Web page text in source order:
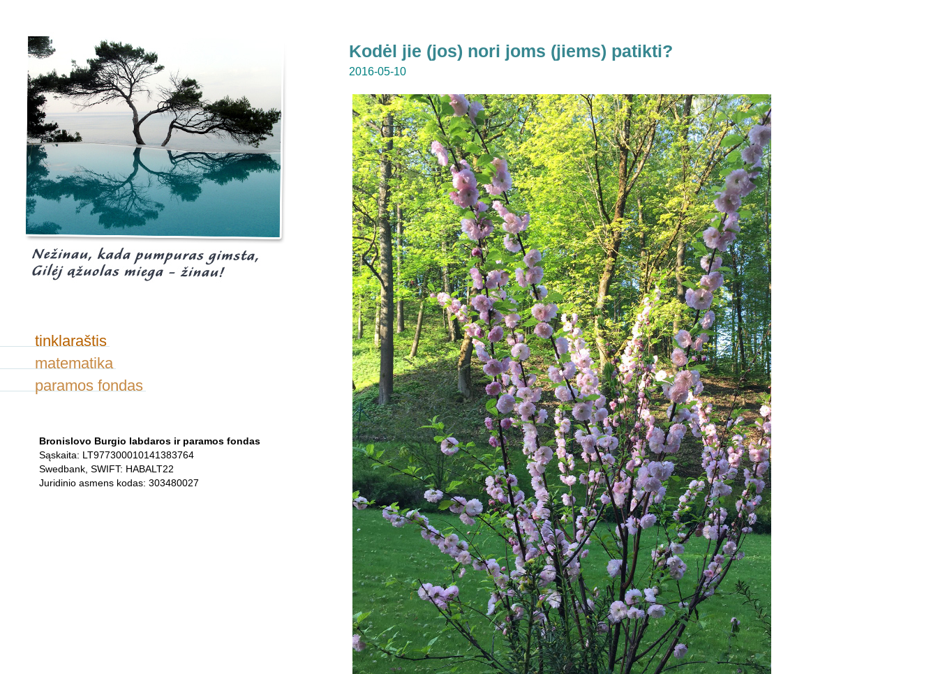
tinklaraštis
matematika
paramos fondas
Bronislovo Burgio labdaros ir paramos fondas
Sąskaita: LT977300010141383764
Swedbank, SWIFT: HABALT22
Juridinio asmens kodas: 303480027
Kodėl jie (jos) nori joms (jiems) patikti?
2016-05-10